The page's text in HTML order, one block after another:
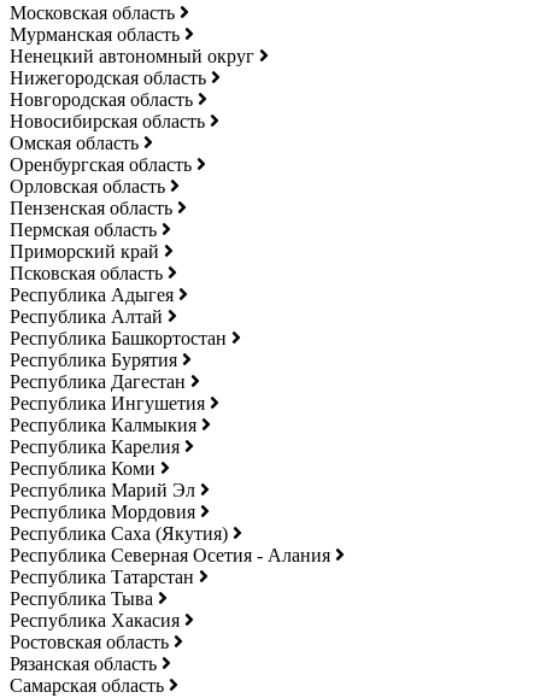
Московская область
Мурманская область
Ненецкий автономный округ
Нижегородская область
Новгородская область
Новосибирская область
Омская область
Оренбургская область
Орловская область
Пензенская область
Пермская область
Приморский край
Псковская область
Республика Адыгея
Республика Алтай
Республика Башкортостан
Республика Бурятия
Республика Дагестан
Республика Ингушетия
Республика Калмыкия
Республика Карелия
Республика Коми
Республика Марий Эл
Республика Мордовия
Республика Саха (Якутия)
Республика Северная Осетия - Алания
Республика Татарстан
Республика Тыва
Республика Хакасия
Ростовская область
Рязанская область
Самарская область